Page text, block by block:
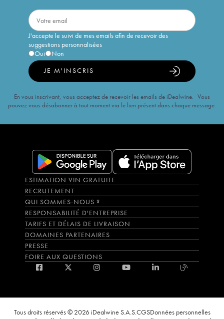
J'accepte le suivi de mes emails afin de recevoir des
suggestions personnalisées
Oui
Non
JE M'INSCRIS
En vous inscrivant, vous acceptez de recevoir les emails de iDealwine. Vous
pouvez vous désabonner à tout moment via le lien présent dans chaque message.
ESTIMATION VIN GRATUITE
RECRUTEMENT
QUI SOMMES-NOUS ?
RESPONSABILITÉ D'ENTREPRISE
TARIFS ET DÉLAIS DE LIVRAISON
DOMAINES PARTENAIRES
PRESSE
FOIRE AUX QUESTIONS
Tous droits réservés © 2026 iDealwine S.A.S.CGSDonnées personnelles